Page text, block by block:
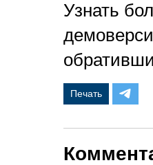
Узнать
Печать